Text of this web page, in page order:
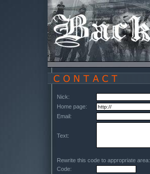
Nick:
Home page:
Email:
Text:
Rewrite this code to appropriate area:
Code: